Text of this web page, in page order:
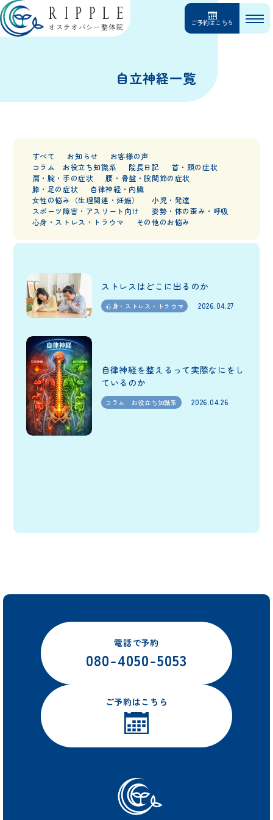
ご予約はこちら
自立神経一覧
すべて お知らせ
お客様の声
コラム お役立ち知識系
院長日記
首・頭の症状
肩・腕・手の症状
腰・骨盤・股関節の症状
膝・足の症状
自律神経・内臓
女性の悩み（生理関連・妊娠）
小児・発達
スポーツ障害・アスリート向け
姿勢・体の歪み・呼吸
心身・ストレス・トラウマ
その他のお悩み
ストレスはどこに出るのか
心身・ストレス・トラウマ 2026.04.27
自律神経を整えるって実際なにをし
ているのか
コラム お役立ち知識系 2026.04.26
電話で予約
080-4050-5053
ご予約はこちら